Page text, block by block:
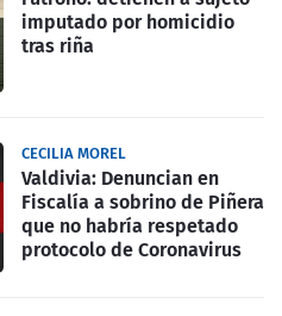
imputado por homicidio
tras riña
CECILIA MOREL
Valdivia: Denuncian en
Fiscalía a sobrino de Piñera
que no habría respetado
protocolo de Coronavirus